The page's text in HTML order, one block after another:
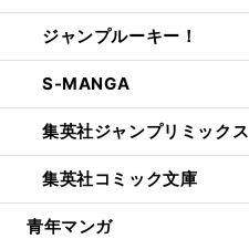
ジャンプルーキー！
S-MANGA
集英社ジャンプリミックス
集英社コミック文庫
青年マンガ